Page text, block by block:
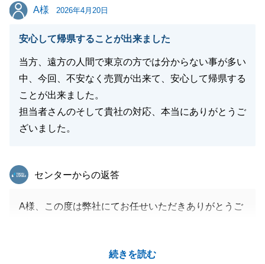
何かございましたら、何なりとご連絡ください。
閉じる
A様
A様 2026年4月20日
安心して帰県することが出来ました
当方、遠方の人間で東京の方では分からない事が多い
中、今回、不安なく売買が出来て、安心して帰県する
ことが出来ました。
担当者さんのそして貴社の対応、本当にありがとうご
ざいました。
続きを読む
東急リバブル
センターからの返答
A様、この度は弊社にてお任せいただきありがとうご
ご対応いただいたこと心より感謝申し上げます。